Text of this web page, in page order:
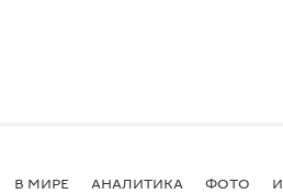
В МИРЕ АНАЛИТИКА ФОТО